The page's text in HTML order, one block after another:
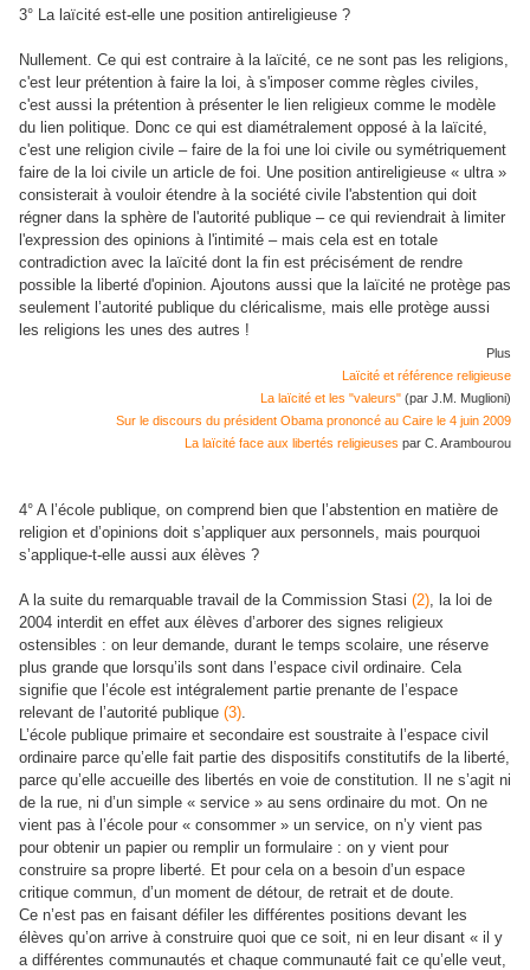
3° La laïcité est-elle une position antireligieuse ?
Nullement. Ce qui est contraire à la laïcité, ce ne sont pas les religions,
c'est leur prétention à faire la loi, à s'imposer comme règles civiles,
c'est aussi la prétention à présenter le lien religieux comme le modèle
du lien politique. Donc ce qui est diamétralement opposé à la laïcité,
c'est une religion civile – faire de la foi une loi civile ou symétriquement
faire de la loi civile un article de foi. Une position antireligieuse « ultra »
consisterait à vouloir étendre à la société civile l'abstention qui doit
régner dans la sphère de l'autorité publique – ce qui reviendrait à limiter
l'expression des opinions à l'intimité – mais cela est en totale
contradiction avec la laïcité dont la fin est précisément de rendre
possible la liberté d'opinion. Ajoutons aussi que la laïcité ne protège pas
seulement l’autorité publique du cléricalisme, mais elle protège aussi
les religions les unes des autres !
Plus
Laïcité et référence religieuse
La laïcité et les "valeurs" (par J.M. Muglioni)
Sur le discours du président Obama prononcé au Caire le 4 juin 2009
La laïcité face aux libertés religieuses par C. Arambourou
4° A l’école publique, on comprend bien que l’abstention en matière de
religion et d’opinions doit s’appliquer aux personnels, mais pourquoi
s’applique-t-elle aussi aux élèves ?
A la suite du remarquable travail de la Commission Stasi (2), la loi de
2004 interdit en effet aux élèves d’arborer des signes religieux
ostensibles : on leur demande, durant le temps scolaire, une réserve
plus grande que lorsqu’ils sont dans l’espace civil ordinaire. Cela
signifie que l’école est intégralement partie prenante de l’espace
relevant de l’autorité publique (3).
L’école publique primaire et secondaire est soustraite à l’espace civil
ordinaire parce qu’elle fait partie des dispositifs constitutifs de la liberté,
parce qu’elle accueille des libertés en voie de constitution. Il ne s’agit ni
de la rue, ni d’un simple « service » au sens ordinaire du mot. On ne
vient pas à l’école pour « consommer » un service, on n’y vient pas
pour obtenir un papier ou remplir un formulaire : on y vient pour
construire sa propre liberté. Et pour cela on a besoin d’un espace
critique commun, d’un moment de détour, de retrait et de doute.
Ce n’est pas en faisant défiler les différentes positions devant les
élèves qu’on arrive à construire quoi que ce soit, ni en leur disant « il y
a différentes communautés et chaque communauté fait ce qu’elle veut,